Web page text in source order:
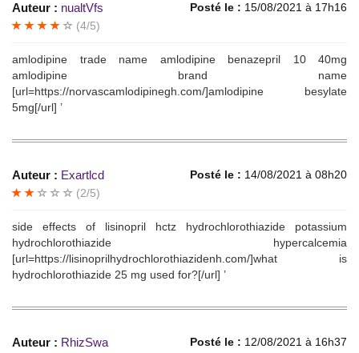
Auteur : nualtVfs Posté le : 15/08/2021 à 17h16
(4/5)
amlodipine trade name amlodipine benazepril 10 40mg
amlodipine brand name
[url=https://norvascamlodipinegh.com/]amlodipine besylate
5mg[/url] ’
Auteur : Exartlcd Posté le : 14/08/2021 à 08h20
(2/5)
side effects of lisinopril hctz hydrochlorothiazide potassium
hydrochlorothiazide hypercalcemia
[url=https://lisinoprilhydrochlorothiazidenh.com/]what is
hydrochlorothiazide 25 mg used for?[/url] ’
Auteur : RhizSwa Posté le : 12/08/2021 à 16h37